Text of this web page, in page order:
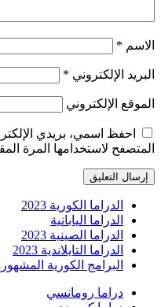
الاسم *
البريد الإلكتروني *
الموقع الإلكتروني
احفظ اسمي، بريدي
المتصفح لاستخدامها المرة
الدراما الكورية 2023
الدراما اليابانية
الدراما الصينية 2023
الدراما التايلاندية 2023
البرامج الكورية
دراما رومانسي